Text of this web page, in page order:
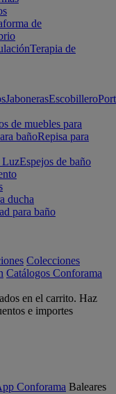
de
Terapia de
JabonerasEscobillero
de muebles para
bañoRepisa para
LuzEspejos de baño
ducha
para baño
Colecciones
Catálogos Conforama
en el carrito. Haz
e importes
Conforama Baleares